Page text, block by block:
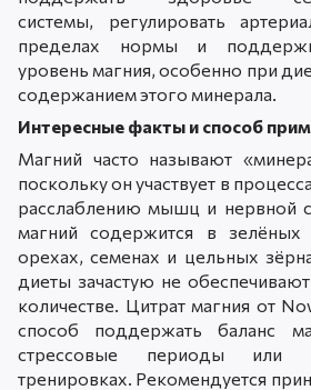
системы, регулировать
пределах нормы и
уровень магния, особенно при
содержанием этого минерала.
Интересные факты и способ
Магний часто называют
поскольку он участвует в
расслаблению мышц и нервной
магний содержится в
орехах, семенах и цельных
диеты зачастую не
количестве. Цитрат магния от
способ поддержать баланс
стрессовые периоды или
тренировках. Рекомендуется